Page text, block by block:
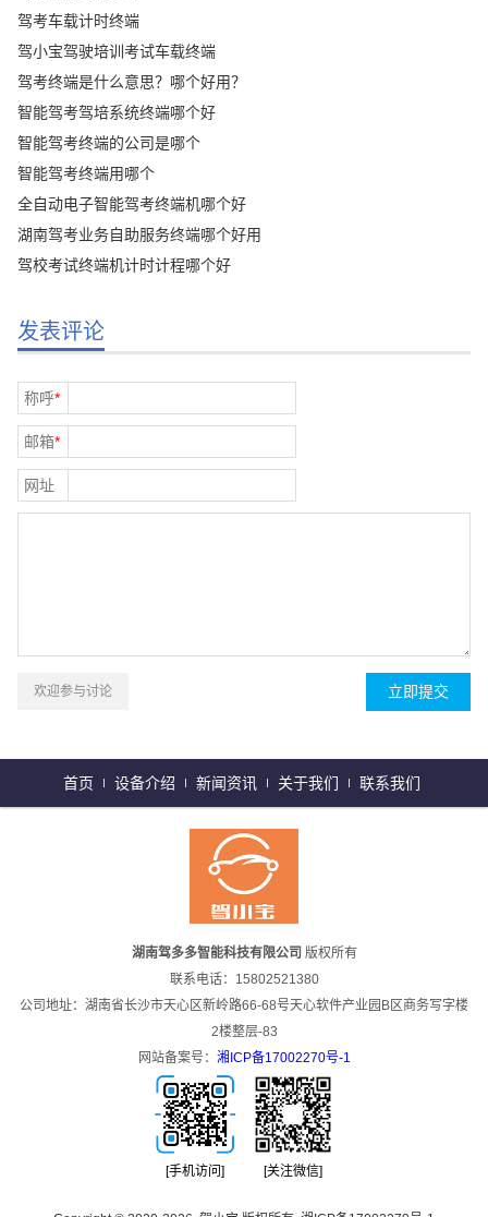
驾考车载计时终端
驾小宝驾驶培训考试车载终端
驾考终端是什么意思？哪个好用？
智能驾考驾培系统终端哪个好
智能驾考终端的公司是哪个
智能驾考终端用哪个
全自动电子智能驾考终端机哪个好
湖南驾考业务自助服务终端哪个好用
驾校考试终端机计时计程哪个好
发表评论
称呼*
邮箱*
网址
欢迎参与讨论
首页 设备介绍 新闻资讯 关于我们 联系我们
湖南驾多多智能科技有限公司 版权所有
联系电话：15802521380
公司地址：湖南省长沙市天心区新岭路66-68号天心软件产业园B区商务写字楼
2楼整层-83
网站备案号： 湘ICP备17002270号-1
[手机访问] [关注微信]